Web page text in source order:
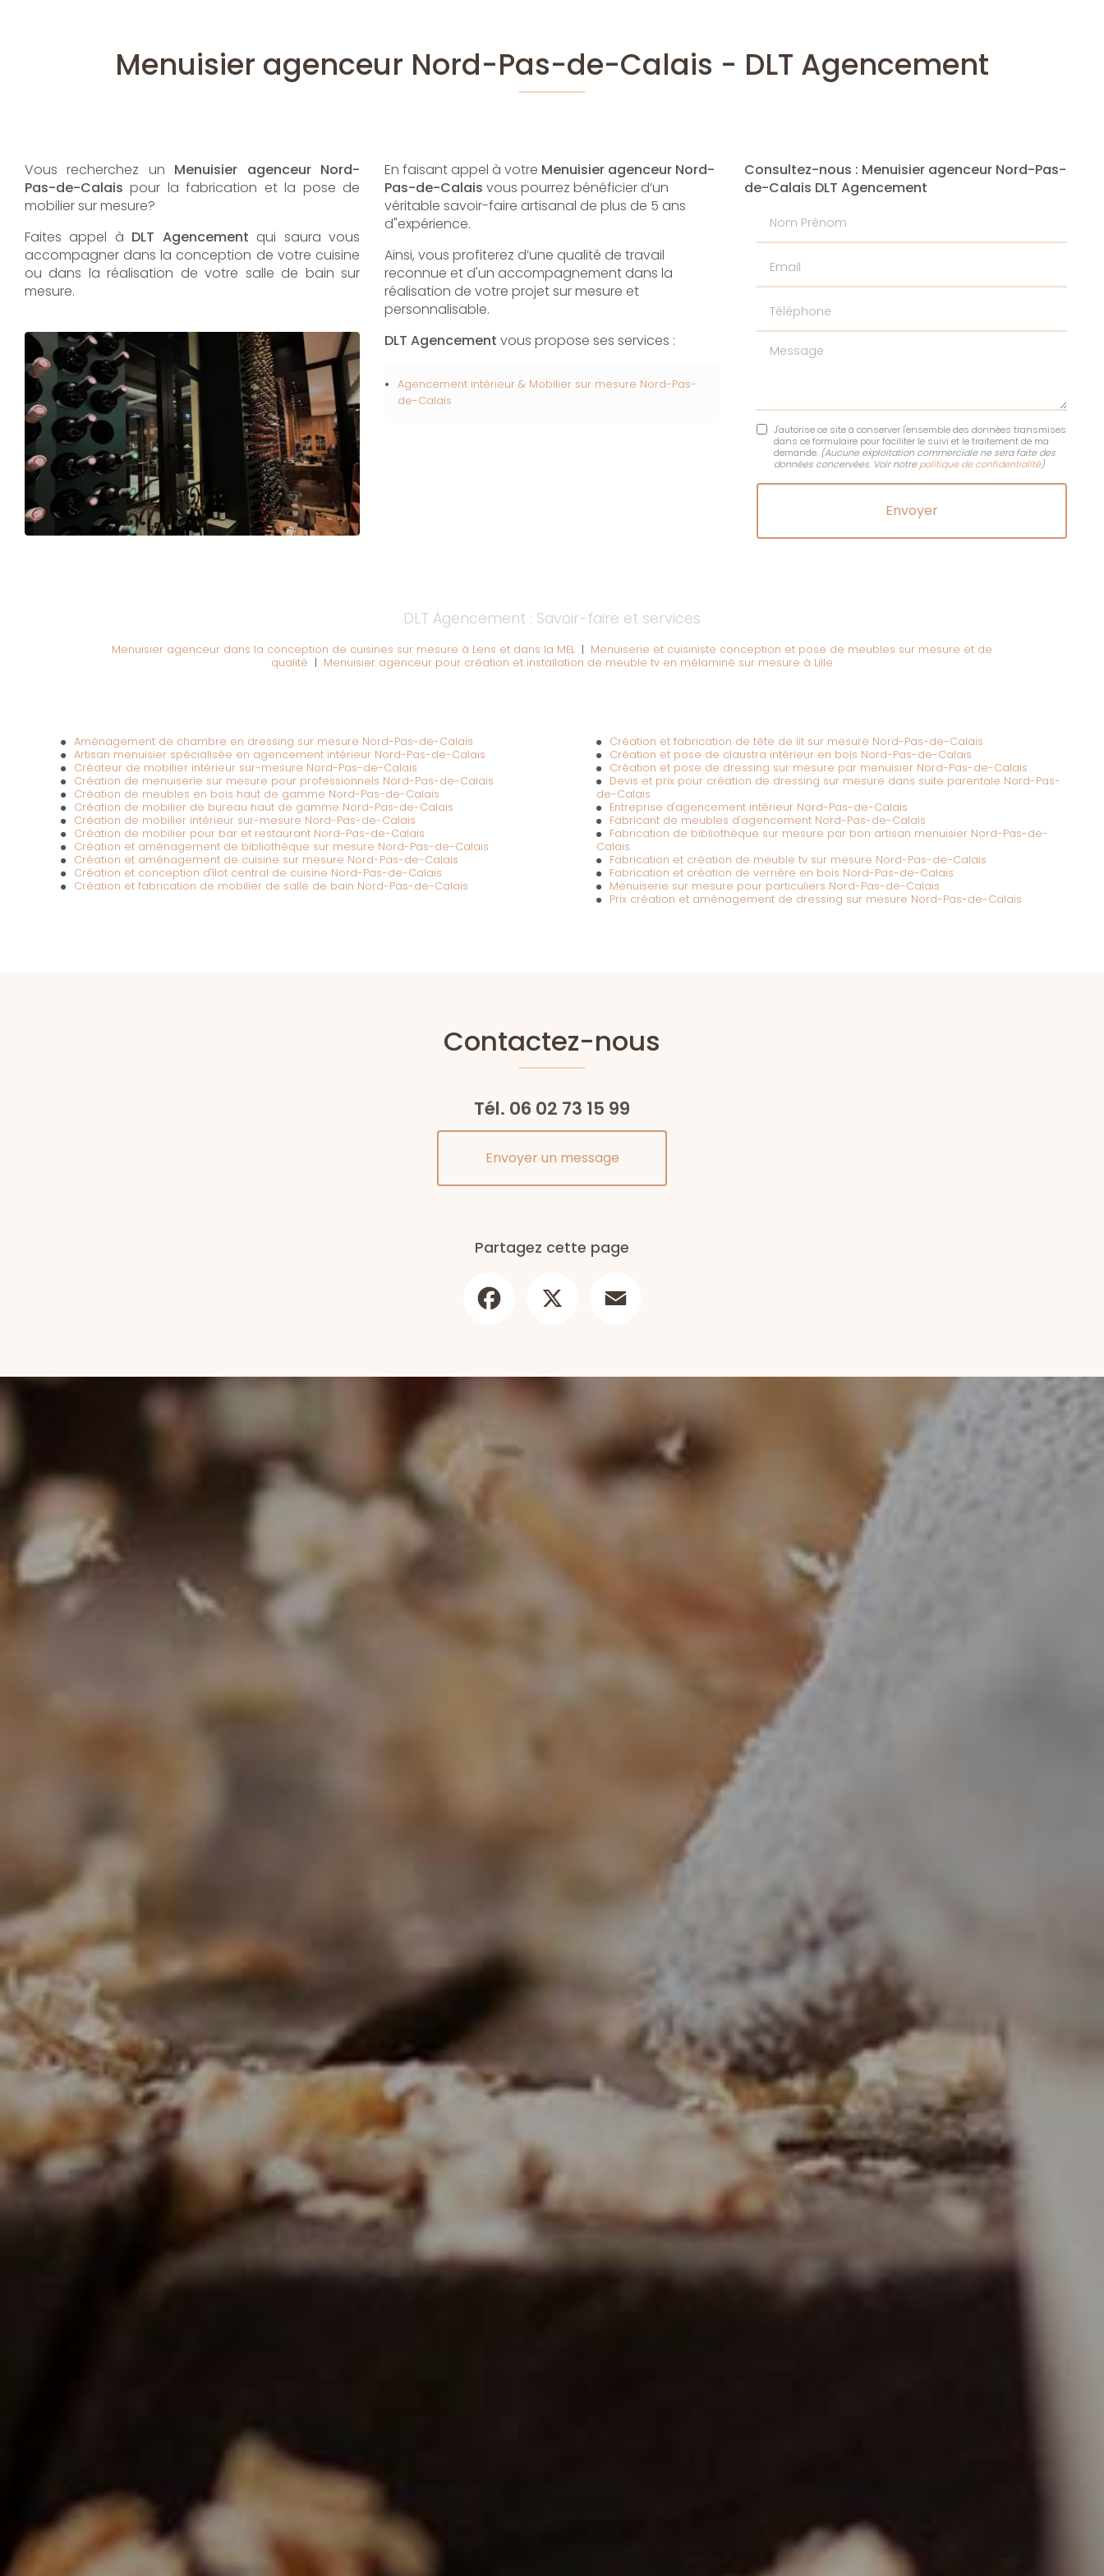
Menuisier agenceur Nord-Pas-de-Calais - DLT Agencement
Vous recherchez un Menuisier agenceur Nord-
Pas-de-Calais pour la fabrication et la pose de
mobilier sur mesure?
Faites appel à DLT Agencement qui saura vous
accompagner dans la conception de votre cuisine
ou dans la réalisation de votre salle de bain sur
mesure.
En faisant appel à votre Menuisier agenceur Nord-
Pas-de-Calais vous pourrez bénéficier d’un
véritable savoir-faire artisanal de plus de 5 ans
d"expérience.
Ainsi, vous profiterez d’une qualité de travail
reconnue et d'un accompagnement dans la
réalisation de votre projet sur mesure et
personnalisable.
DLT Agencement vous propose ses services :
Agencement intérieur & Mobilier sur mesure Nord-Pas-
de-Calais
Consultez-nous : Menuisier agenceur Nord-Pas-
de-Calais DLT Agencement
Message
J'autorise ce site à conserver l'ensemble des données transmises
dans ce formulaire pour faciliter le suivi et le traitement de ma
demande. (Aucune exploitation commerciale ne sera faite des
données concervées. Voir notre politique de confidentialité)
DLT Agencement : Savoir-faire et services
Menuisier agenceur dans la conception de cuisines sur mesure à Lens et dans la MEL | Menuiserie et cuisiniste conception et pose de meubles sur mesure et de
qualité | Menuisier agenceur pour création et installation de meuble tv en mélaminé sur mesure à Lille
Aménagement de chambre en dressing sur mesure Nord-Pas-de-Calais
Artisan menuisier spécialisée en agencement intérieur Nord-Pas-de-Calais
Créateur de mobilier intérieur sur-mesure Nord-Pas-de-Calais
Création de menuiserie sur mesure pour professionnels Nord-Pas-de-Calais
Création de meubles en bois haut de gamme Nord-Pas-de-Calais
Création de mobilier de bureau haut de gamme Nord-Pas-de-Calais
Création de mobilier intérieur sur-mesure Nord-Pas-de-Calais
Création de mobilier pour bar et restaurant Nord-Pas-de-Calais
Création et aménagement de bibliothèque sur mesure Nord-Pas-de-Calais
Création et aménagement de cuisine sur mesure Nord-Pas-de-Calais
Création et conception d'îlot central de cuisine Nord-Pas-de-Calais
Création et fabrication de mobilier de salle de bain Nord-Pas-de-Calais
Création et fabrication de tête de lit sur mesure Nord-Pas-de-Calais
Création et pose de claustra intérieur en bois Nord-Pas-de-Calais
Création et pose de dressing sur mesure par menuisier Nord-Pas-de-Calais
Devis et prix pour création de dressing sur mesure dans suite parentale Nord-Pas-
de-Calais
Entreprise d'agencement intérieur Nord-Pas-de-Calais
Fabricant de meubles d'agencement Nord-Pas-de-Calais
Fabrication de bibliothèque sur mesure par bon artisan menuisier Nord-Pas-de-
Calais
Fabrication et création de meuble tv sur mesure Nord-Pas-de-Calais
Fabrication et création de verrière en bois Nord-Pas-de-Calais
Menuiserie sur mesure pour particuliers Nord-Pas-de-Calais
Prix création et aménagement de dressing sur mesure Nord-Pas-de-Calais
Contactez-nous
Tél. 06 02 73 15 99
Envoyer un message
Partagez cette page